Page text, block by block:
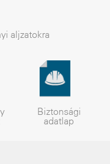
aljzatokra
Biztonsági
adatlap